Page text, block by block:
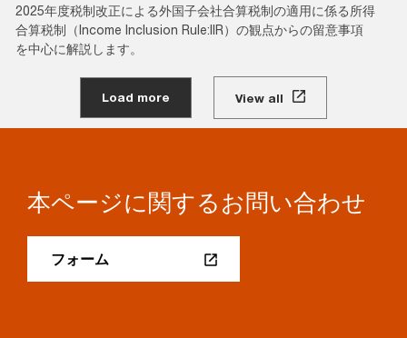
2025年度税制改正による外国子会社合算税制の適用に係る所得
合算税制（Income Inclusion Rule:IIR）の観点からの留意事項
を中心に解説します。
Load more View all
本ページに関するお問い合わせ
フォーム